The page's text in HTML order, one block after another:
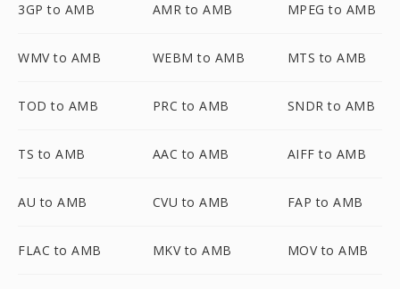
3GP to AMB AMR to AMB MPEG to AMB
WMV to AMB WEBM to AMB MTS to AMB
TOD to AMB PRC to AMB SNDR to AMB
TS to AMB AAC to AMB AIFF to AMB
AU to AMB CVU to AMB FAP to AMB
FLAC to AMB MKV to AMB MOV to AMB